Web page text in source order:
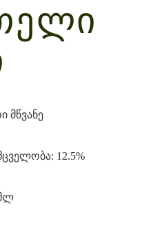
მწვანე
12.5%